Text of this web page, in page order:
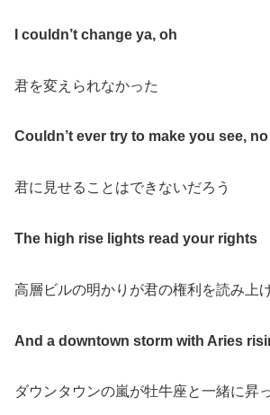
I couldn’t change ya, oh
君を変えられなかった
Couldn’t ever try to make you see, no
君に見せることはできないだろう
The high rise lights read your rights
高層ビルの明かりが君の権利を読み上
And a downtown storm with Aries
ダウンタウンの嵐が牡牛座と一緒に昇